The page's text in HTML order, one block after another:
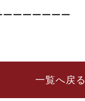
ーーーーーー
一覧へ戻る